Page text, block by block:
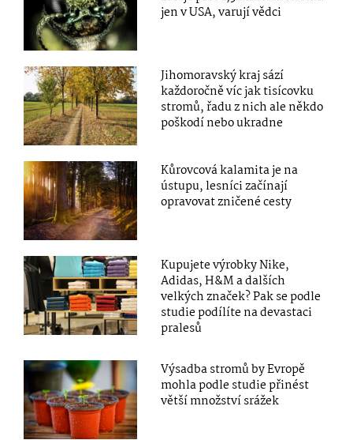
jen v USA, varují vědci
Jihomoravský kraj sází
každoročně víc jak tisícovku
stromů, řadu z nich ale někdo
poškodí nebo ukradne
Kůrovcová kalamita je na
ústupu, lesníci začínají
opravovat zničené cesty
Kupujete výrobky Nike,
Adidas, H&M a dalších
velkých značek? Pak se podle
studie podílíte na devastaci
pralesů
Výsadba stromů by Evropě
mohla podle studie přinést
větší množství srážek